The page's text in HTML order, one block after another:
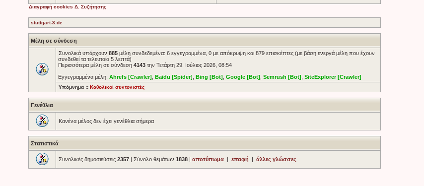
Διαγραφή cookies Δ. Συζήτησης
stuttgart-3.de
Μέλη σε σύνδεση
Συνολικά υπάρχουν 885 μέλη συνδεδεμένα: 6 εγγεγραμμένα, 0 με απόκρυψη και 879 επισκέπτες (με βάση ενεργά μέλη που έχουν
συνδεθεί τα τελευταία 5 λεπτά)
Περισσότερα μέλη σε σύνδεση 4143 την Τετάρτη 29. Ιούλιος 2026, 08:54
Εγγεγραμμένα μέλη: Ahrefs [Crawler] Baidu [Spider] Bing [Bot] Google [Bot] Semrush [Bot] SiteExplorer [Crawler]
Υπόμνημα :: Καθολικοί συντονιστές
Γενέθλια
Κανένα μέλος δεν έχει γενέθλια σήμερα
Στατιστικά
Συνολικές δημοσιεύσεις 2357 | Σύνολο θεμάτων 1838 | αποτύπωμα | επαφή | άλλες γλώσσες